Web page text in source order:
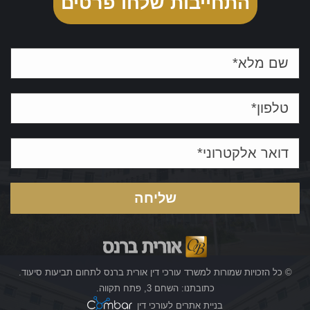
© כל הזכויות שמורות למשרד עורכי דין אורית ברנס לתחום תביעות סיעוד.
כתובתנו: השחם 3, פתח תקווה.
בניית אתרים לעורכי דין